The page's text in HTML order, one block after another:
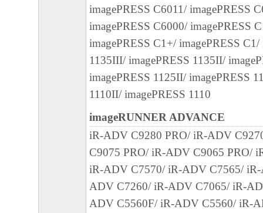
客様による「本ソフトウェア」の使用を支
よび「本ソフトウェア」に対してアップデ
正あるいはサポートを行うことについて、
負うものではありません。
７．保証の否認・免責
諾されます。キヤノン、キヤノンのライセ
ンの子会社、キヤノンの関連会社、それら
たは販売店のいずれも、「本ソフトウェア
品性および特定の目的への適合性の保証を
保証も、明示たると黙示たるとを問わず一
imagePRESS C6011/ imagePRESS
imagePRESS C6000/ imagePRESS
imagePRESS C1+/ imagePRESS C1/
1135III/ imagePRESS 1135II/
imagePRESS 1125II/ imagePRESS
1110II/ imagePRESS 1110
imageRUNNER ADVANCE
iR-ADV C9280 PRO/ iR-ADV
C9075 PRO/ iR-ADV C9065 PRO/
iR-ADV C7570/ iR-ADV C7565/
ADV C7260/ iR-ADV C7065/ iR-
ADV C5560F/ iR-ADV C5560/ iR-